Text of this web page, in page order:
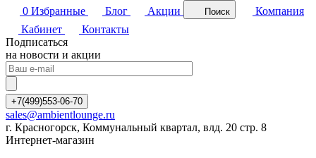
0 Избранные Блог Акции Поиск
Компания
Кабинет
Контакты
Подписаться
на новости и акции
+7(499)553-06-70
sales@ambientlounge.ru
г. Красногорск, Коммунальный квартал, влд. 20 стр. 8
Интернет-магазин